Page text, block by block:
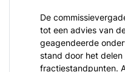
De
tot een advies van
geagendeerde
stand door het
fractiestandpunten.